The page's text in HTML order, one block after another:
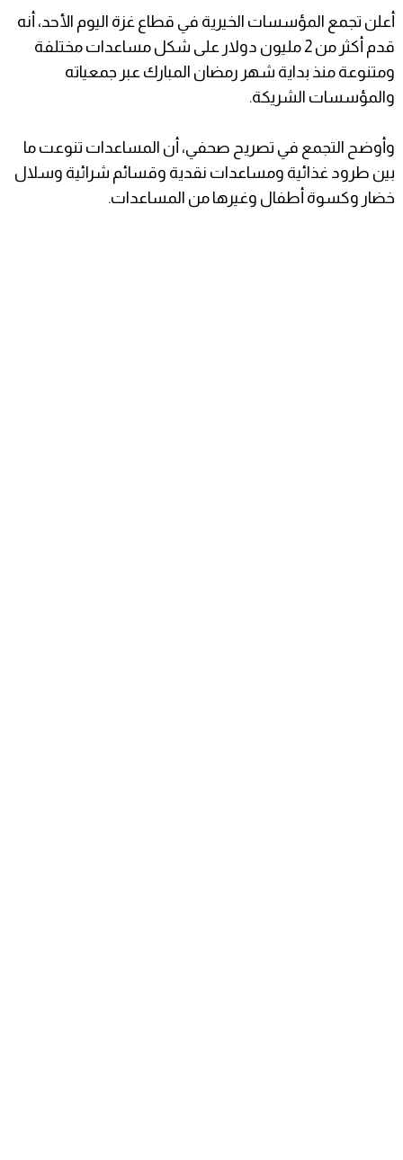
أعلن تجمع المؤسسات الخيرية في قطاع غزة اليوم الأحد، أنه
قدم أكثر من 2 مليون دولار على شكل مساعدات مختلفة
ومتنوعة منذ بداية شهر رمضان المبارك عبر جمعياته
والمؤسسات الشريكة.
وأوضح التجمع في تصريح صحفي، أن المساعدات تنوعت ما
بين طرود غذائية ومساعدات نقدية وقسائم شرائية وسلال
خضار وكسوة أطفال وغيرها من المساعدات.